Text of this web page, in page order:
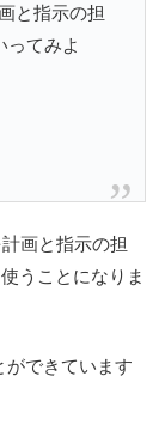
と指示の担
ってみよ
画と指示の担
うことになりま
ができています